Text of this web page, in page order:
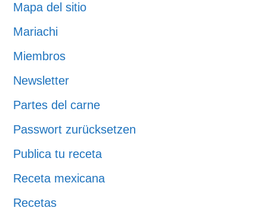
Mapa del sitio
Mariachi
Miembros
Newsletter
Partes del carne
Passwort zurücksetzen
Publica tu receta
Receta mexicana
Recetas